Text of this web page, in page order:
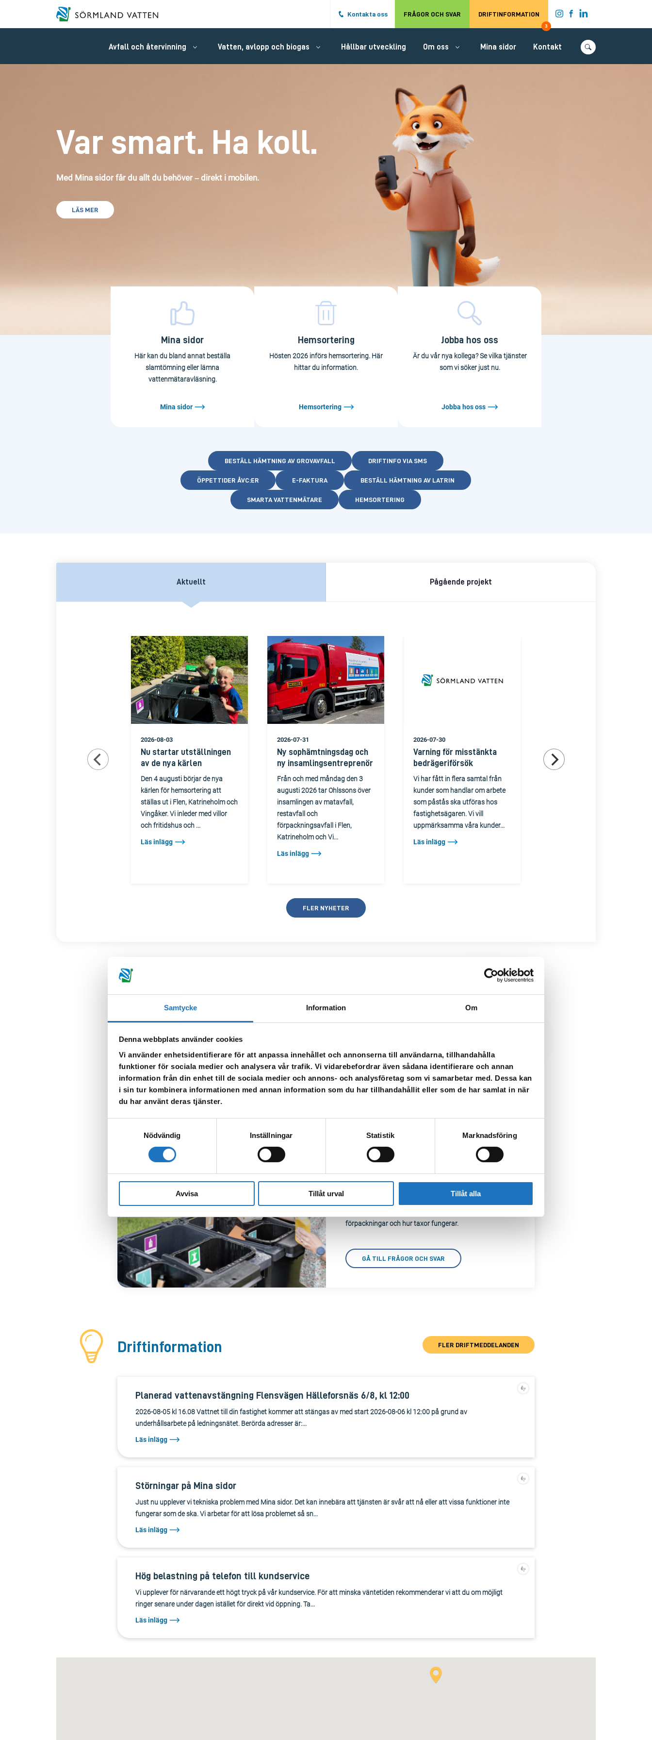
Samtycke Information Om
Denna webbplats använder cookies
Vi använder enhetsidentifierare för att anpassa innehållet och annonserna till användarna, tillhandahålla
funktioner för sociala medier och analysera vår trafik. Vi vidarebefordrar även sådana identifierare och annan
information från din enhet till de sociala medier och annons- och analysföretag som vi samarbetar med. Dessa kan
i sin tur kombinera informationen med annan information som du har tillhandahållit eller som de har samlat in när
du har använt deras tjänster.
Nödvändig
Inställningar Statistik Marknadsföring
Avvisa Tillåt urval Tillåt alla
Hoppa till det huvudsakliga innehållet.
Kontakta oss FRÅGOR OCH SVAR DRIFTINFORMATION
3
Avfall och återvinning Vatten, avlopp och biogas Hållbar utveckling Om oss Mina sidor Kontakt
Var smart. Ha koll.
Med Mina sidor får du allt du behöver – direkt i mobilen.
LÄS MER
Mina sidor
Här kan du bland annat beställa
slamtömning eller lämna
vattenmätaravläsning.
Mina sidor
Hemsortering
Hösten 2026 införs hemsortering. Här
hittar du information.
Hemsortering
Jobba hos oss
Är du vår nya kollega? Se vilka tjänster
som vi söker just nu.
Jobba hos oss
BESTÄLL HÄMTNING AV GROVAVFALL DRIFTINFO VIA SMS
ÖPPETTIDER ÅVC:ER E-FAKTURA BESTÄLL HÄMTNING AV LATRIN
SMARTA VATTENMÄTARE HEMSORTERING
Aktuellt Pågående projekt
2026-08-03
Nu startar utställningen
av de nya kärlen
Den 4 augusti börjar de nya
kärlen för hemsortering att
ställas ut i Flen, Katrineholm och
Vingåker. Vi inleder med villor
och fritidshus och ...
Läs inlägg
2026-07-31
Ny sophämtningsdag och
ny insamlingsentreprenör
Från och med måndag den 3
augusti 2026 tar Ohlssons över
insamlingen av matavfall,
restavfall och
förpackningsavfall i Flen,
Katrineholm och Vi...
Läs inlägg
2026-07-30
Varning för misstänkta
bedrägeriförsök
Vi har fått in flera samtal från
kunder som handlar om arbete
som påstås ska utföras hos
fastighetsägaren. Vi vill
uppmärksamma våra kunder...
Läs inlägg
Kondens vid
vattenmätare kan
FLER NYHETER
Sök sophämtningsdag
Villor och fritidshus får ny hämtningsdag från och med den 3
hemsorteringskärlen. När du får en ny hämtningsdag
säkerställs att hämtningsintervallet som mest förlängs med
tre dagar jämfört med ditt ordinarie intervall. Om det behövs
genomförs en kostnadsfri extrahämtning under vecka 32 och
33. Låt ditt kärl stå framme.
Adress
Sök efter svar på vanliga frågor
förpackningar och hur taxor fungerar.
GÅ TILL FRÅGOR OCH SVAR
Driftinformation FLER DRIFTMEDDELANDEN
Planerad vattenavstängning Flensvägen Hälleforsnäs 6/8, kl 12:00
2026-08-05 kl 16.08 Vattnet till din fastighet kommer att stängas av med start 2026-08-06 kl 12:00 på grund av
underhållsarbete på ledningsnätet. Berörda adresser är:...
Läs inlägg
Störningar på Mina sidor
Just nu upplever vi tekniska problem med Mina sidor. Det kan innebära att tjänsten är svår att nå eller att vissa funktioner inte
fungerar som de ska. Vi arbetar för att lösa problemet så sn...
Läs inlägg
Hög belastning på telefon till kundservice
Vi upplever för närvarande ett högt tryck på vår kundservice. För att minska väntetiden rekommenderar vi att du om möjligt
ringer senare under dagen istället för direkt vid öppning. Ta...
Läs inlägg